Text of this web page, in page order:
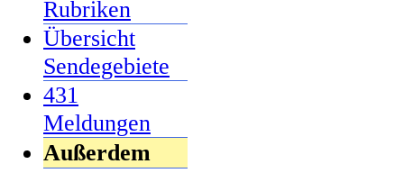
Rubriken
Übersicht
Sendegebiete
431
Meldungen
Außerdem